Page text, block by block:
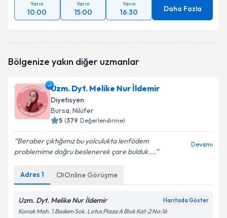
Yarın
10:00
Yarın
15:00
Yarın
16:30 Daha Fazla
Bölgenize yakın diğer uzmanlar
Uzm. Dyt. Melike Nur İldemir
Diyetisyen
Bursa, Nilüfer
5 (379 Değerlendirme)
Beraber çıktığımız bu yolculukta lenfödem
problemime doğru beslenerek çare bulduk....
Devamı
Adres 1 Online Görüşme
Uzm. Dyt. Melike Nur İldemir Haritada Göster
Konak Mah. 1.Badem Sok. Lotus Plaza A Blok Kat :2 No:16